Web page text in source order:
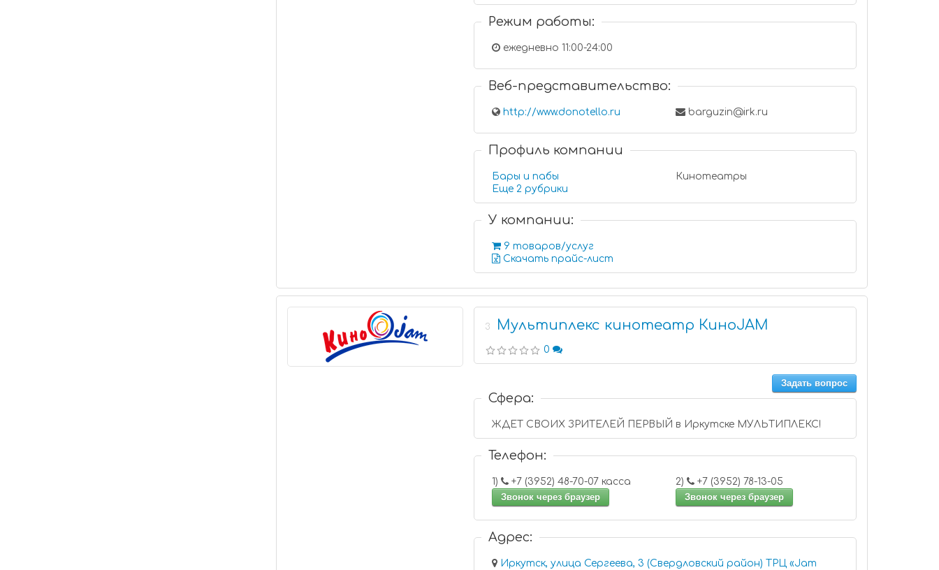
Режим работы:
ежедневно 11:00-24:00
Веб-представительство:
http://www.donotello.ru barguzin@irk.ru
Профиль компании
Бары и пабы
Кинотеатры
Еще 2 рубрики
У компании:
9 товаров/услуг
Скачать прайс-лист
3 Мультиплекс кинотеатр КиноJAM
0
Задать вопрос
Сфера:
ЖДЕТ СВОИХ ЗРИТЕЛЕЙ ПЕРВЫЙ в Иркутске МУЛЬТИПЛЕКС!
Телефон:
1)
+7 (3952) 48-70-07 касса
Звонок через браузер
2)
+7 (3952) 78-13-05
Звонок через браузер
Адрес:
Иркутск, улица Сергеева, 3 (Свердловский район) ТРЦ «Jam